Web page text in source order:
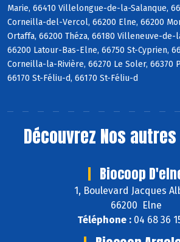
Marie, 66410 Villelongue-de-la-Salanque,
Corneilla-del-Vercol, 66200 Elne, 66200
Ortaffa, 66200 Théza, 66180 Villeneuve-de-
66200 Latour-Bas-Elne, 66750 St-Cyprien,
Corneilla-la-Rivière, 66270 Le Soler, 66370
66170 St-Féliu-d, 66170 St-Féliu-d
Découvrez Nos
Biocoop
1, Boulevard Jacques
66200 Elne
Téléphone :04 68 36